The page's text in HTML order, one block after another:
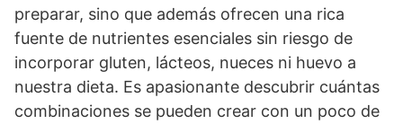
preparar, sino que además ofrecen una rica
fuente de nutrientes esenciales sin riesgo de
incorporar gluten, lácteos, nueces ni huevo a
nuestra dieta. Es apasionante descubrir cuántas
combinaciones se pueden crear con un poco de